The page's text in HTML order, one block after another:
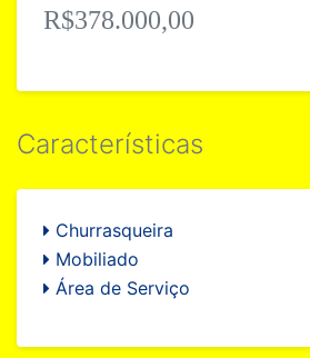
Características
Churrasqueira
Mobiliado
Área de Serviço
R$378.000,00